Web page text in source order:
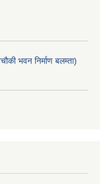
भवन निर्माण बलम्ता)